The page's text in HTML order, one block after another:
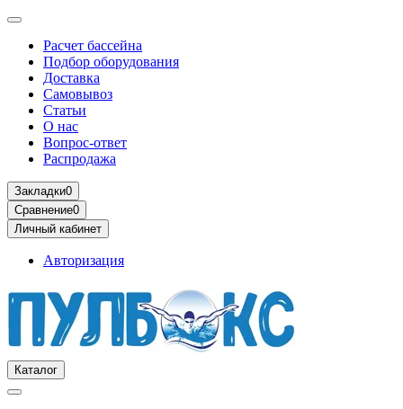
Расчет бассейна
Подбор оборудования
Доставка
Самовывоз
Статьи
О нас
Вопрос-ответ
Распродажа
Закладки0
Сравнение0
Личный кабинет
Авторизация
Каталог